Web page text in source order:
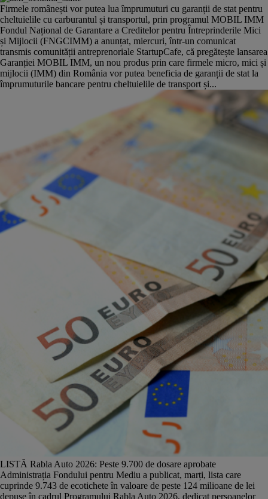
Firmele românești vor putea lua împrumuturi cu garanții de stat pentru
cheltuielile cu carburantul și transportul, prin programul MOBIL IMM
Fondul Național de Garantare a Creditelor pentru Întreprinderile Mici
și Mijlocii (FNGCIMM) a anunțat, miercuri, într-un comunicat
transmis comunității antreprenoriale StartupCafe, că pregătește lansarea
Garanției MOBIL IMM, un nou produs prin care firmele micro, mici și
mijlocii (IMM) din România vor putea beneficia de garanții de stat la
împrumuturile bancare pentru cheltuielile de transport și...
LISTĂ Rabla Auto 2026: Peste 9.700 de dosare aprobate
Administrația Fondului pentru Mediu a publicat, marți, lista care
cuprinde 9.743 de ecotichete în valoare de peste 124 milioane de lei
depuse în cadrul Programului Rabla Auto 2026, dedicat persoanelor